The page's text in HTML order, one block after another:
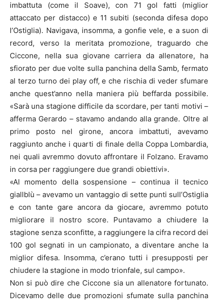
imbattuta (come il Soave), con 71 gol fatti (miglior
attaccato per distacco) e 11 subiti (seconda difesa dopo
l’Ostiglia). Navigava, insomma, a gonfie vele, e a suon di
record, verso la meritata promozione, traguardo che
Ciccone, nella sua giovane carriera da allenatore, ha
sfiorato per due volte sulla panchina della Samb, fermato
al terzo turno dei play off, e che rischia di veder sfumare
anche quest’anno nella maniera più beffarda possibile.
«Sarà una stagione difficile da scordare, per tanti motivi –
afferma Gerardo – stavamo andando alla grande. Oltre al
primo posto nel girone, ancora imbattuti, avevamo
raggiunto anche i quarti di finale della Coppa Lombardia,
nei quali avremmo dovuto affrontare il Folzano. Eravamo
in corsa per raggiungere due grandi obiettivi».
«Al momento della sospensione – continua il tecnico
giallblù – avevamo un vantaggio di sette punti sull’Ostiglia
e con tante gare ancora da giocare, avremmo potuto
migliorare il nostro score. Puntavamo a chiudere la
stagione senza sconfitte, a raggiungere la cifra record dei
100 gol segnati in un campionato, a diventare anche la
miglior difesa. Insomma, c’erano tutti i presupposti per
chiudere la stagione in modo trionfale, sul campo».
Non si può dire che Ciccone sia un allenatore fortunato.
Dicevamo delle due promozioni sfumate sulla panchina